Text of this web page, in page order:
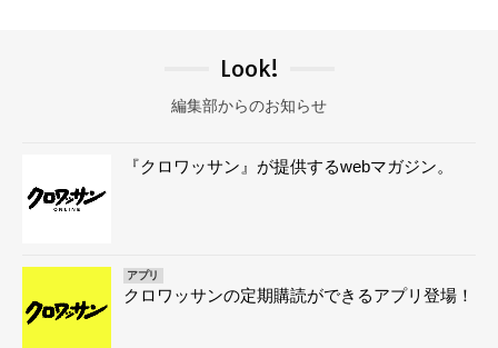
Look!
編集部からのお知らせ
『クロワッサン』が提供するwebマガジン。
アプリ
クロワッサンの定期購読ができるアプリ登場！